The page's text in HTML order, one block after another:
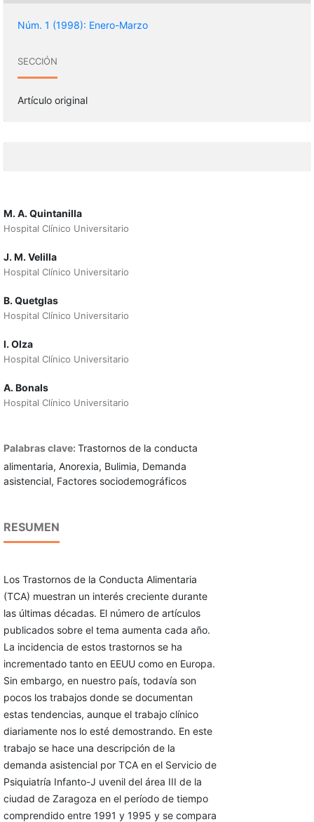
Núm. 1 (1998): Enero-Marzo
SECCIÓN
Artículo original
M. A. Quintanilla
Hospital Clínico Universitario
J. M. Velilla
Hospital Clínico Universitario
B. Quetglas
Hospital Clínico Universitario
l. Olza
Hospital Clínico Universitario
A. Bonals
Hospital Clínico Universitario
Palabras clave: Trastornos de la conducta
alimentaria, Anorexia, Bulimia, Demanda
asistencial, Factores sociodemográficos
RESUMEN
Los Trastornos de la Conducta Alimentaria
(TCA) muestran un interés creciente durante
las últimas décadas. El número de artículos
publicados sobre el tema aumenta cada año.
La incidencia de estos trastornos se ha
incrementado tanto en EEUU como en Europa.
Sin embargo, en nuestro país, todavía son
pocos los trabajos donde se documentan
estas tendencias, aunque el trabajo clínico
diariamente nos lo esté demostrando. En este
trabajo se hace una descripción de la
demanda asistencial por TCA en el Servicio de
Psiquiatría Infanto-J uvenil del área III de la
ciudad de Zaragoza en el período de tiempo
comprendido entre 1991 y 1995 y se compara